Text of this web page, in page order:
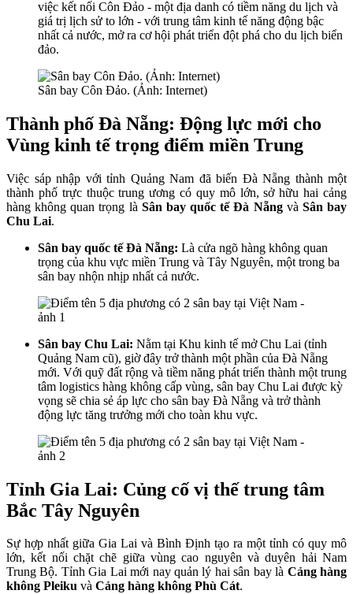
việc kết nối Côn Đảo - một địa danh có tiềm năng du lịch và
giá trị lịch sử to lớn - với trung tâm kinh tế năng động bậc
nhất cả nước, mở ra cơ hội phát triển đột phá cho du lịch biển
đảo.
Sân bay Côn Đảo. (Ảnh: Internet)
Thành phố Đà Nẵng: Động lực mới cho
Vùng kinh tế trọng điểm miền Trung
Việc sáp nhập với tỉnh Quảng Nam đã biến Đà Nẵng thành một
thành phố trực thuộc trung ương có quy mô lớn, sở hữu hai cảng
hàng không quan trọng là Sân bay quốc tế Đà Nẵngvà Sân bay
Chu Lai.
Sân bay quốc tế Đà Nẵng: Là cửa ngõ hàng không quan
trọng của khu vực miền Trung và Tây Nguyên, một trong ba
sân bay nhộn nhịp nhất cả nước.
Sân bay Chu Lai: Nằm tại Khu kinh tế mở Chu Lai (tỉnh
Quảng Nam cũ), giờ đây trở thành một phần của Đà Nẵng
mới. Với quỹ đất rộng và tiềm năng phát triển thành một trung
tâm logistics hàng không cấp vùng, sân bay Chu Lai được kỳ
vọng sẽ chia sẻ áp lực cho sân bay Đà Nẵng và trở thành
động lực tăng trưởng mới cho toàn khu vực.
Tỉnh Gia Lai: Củng cố vị thế trung tâm
Bắc Tây Nguyên
Sự hợp nhất giữa Gia Lai và Bình Định tạo ra một tỉnh có quy mô
lớn, kết nối chặt chẽ giữa vùng cao nguyên và duyên hải Nam
Trung Bộ. Tỉnh Gia Lai mới nay quản lý hai sân bay là Cảng hàng
không Pleiku và Cảng hàng không Phù Cát.